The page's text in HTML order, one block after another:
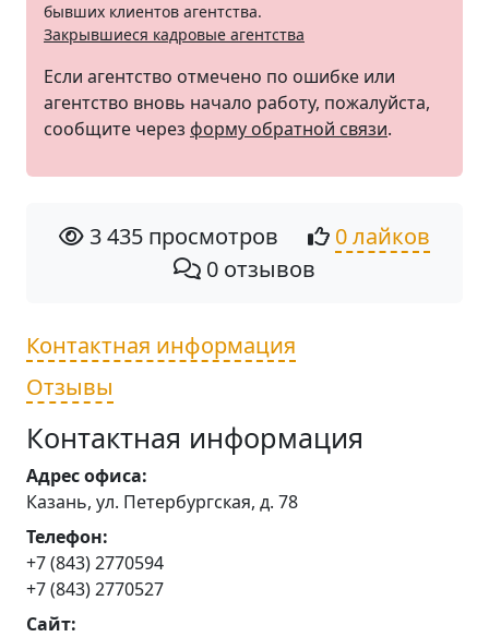
бывших клиентов агентства.
Закрывшиеся кадровые агентства
Если агентство отмечено по ошибке или
агентство вновь начало работу, пожалуйста,
сообщите через форму обратной связи.
3 435 просмотров
0 лайков
0 отзывов
Контактная информация
Отзывы
Контактная информация
Адрес офиса:
Казань, ул. Петербургская, д. 78
Телефон:
+7 (843) 2770594
+7 (843) 2770527
Сайт: